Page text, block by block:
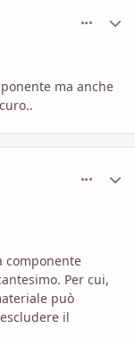
ma anche
componente
Per cui,
può
il